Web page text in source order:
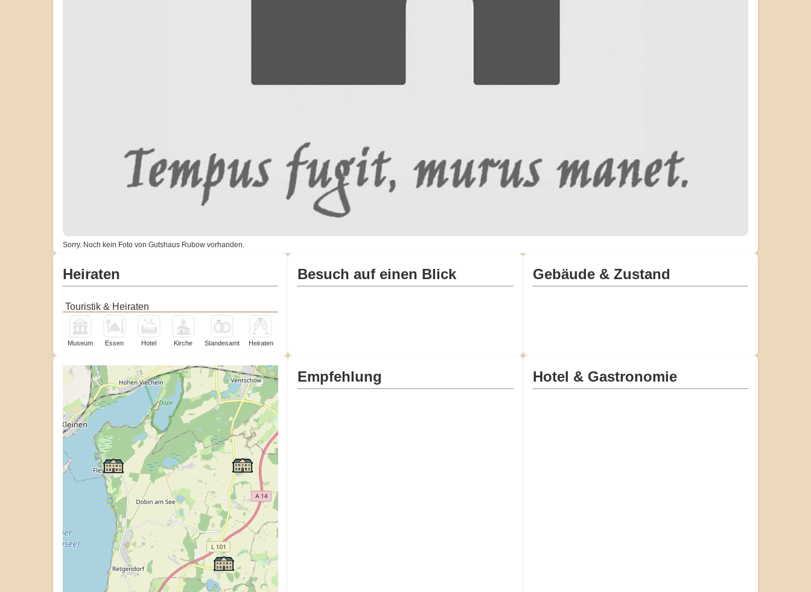
Sorry. Noch kein Foto von Gutshaus Rubow vorhanden.
Heiraten
Touristik & Heiraten
Museum Essen Hotel Kirche Standesamt Heiraten
Besuch auf einen Blick Gebäude & Zustand
Empfehlung Hotel & Gastronomie